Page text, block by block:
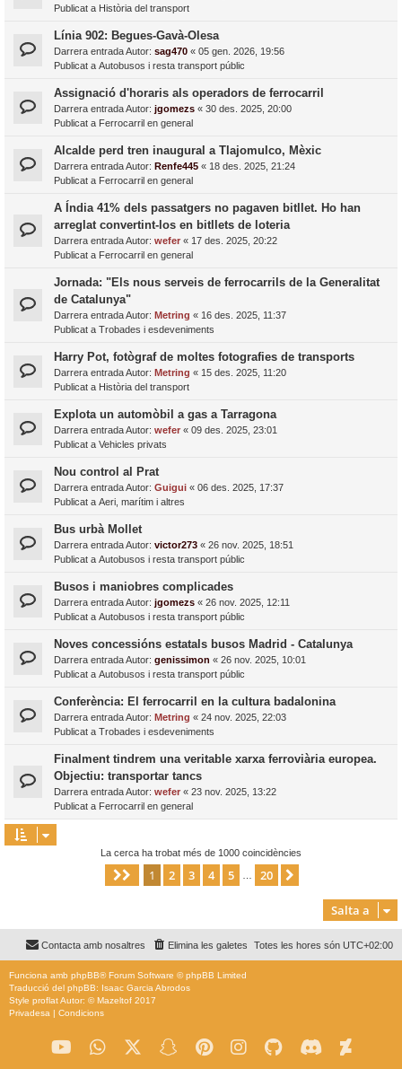
Publicat a Història del transport
Línia 902: Begues-Gavà-Olesa
Darrera entrada Autor: sag470 « 05 gen. 2026, 19:56
Publicat a Autobusos i resta transport públic
Assignació d'horaris als operadors de ferrocarril
Darrera entrada Autor: jgomezs « 30 des. 2025, 20:00
Publicat a Ferrocarril en general
Alcalde perd tren inaugural a Tlajomulco, Mèxic
Darrera entrada Autor: Renfe445 « 18 des. 2025, 21:24
Publicat a Ferrocarril en general
A Índia 41% dels passatgers no pagaven bitllet. Ho han
arreglat convertint-los en bitllets de loteria
Darrera entrada Autor: wefer « 17 des. 2025, 20:22
Publicat a Ferrocarril en general
Jornada: "Els nous serveis de ferrocarrils de la Generalitat
de Catalunya"
Darrera entrada Autor: Metring « 16 des. 2025, 11:37
Publicat a Trobades i esdeveniments
Harry Pot, fotògraf de moltes fotografies de transports
Darrera entrada Autor: Metring « 15 des. 2025, 11:20
Publicat a Història del transport
Explota un automòbil a gas a Tarragona
Darrera entrada Autor: wefer « 09 des. 2025, 23:01
Publicat a Vehicles privats
Nou control al Prat
Darrera entrada Autor: Guigui « 06 des. 2025, 17:37
Publicat a Aeri, marítim i altres
Bus urbà Mollet
Darrera entrada Autor: victor273 « 26 nov. 2025, 18:51
Publicat a Autobusos i resta transport públic
Busos i maniobres complicades
Darrera entrada Autor: jgomezs « 26 nov. 2025, 12:11
Publicat a Autobusos i resta transport públic
Noves concessións estatals busos Madrid - Catalunya
Darrera entrada Autor: genissimon « 26 nov. 2025, 10:01
Publicat a Autobusos i resta transport públic
Conferència: El ferrocarril en la cultura badalonina
Darrera entrada Autor: Metring « 24 nov. 2025, 22:03
Publicat a Trobades i esdeveniments
Finalment tindrem una veritable xarxa ferroviària europea.
Objectiu: transportar tancs
Darrera entrada Autor: wefer « 23 nov. 2025, 13:22
Publicat a Ferrocarril en general
La cerca ha trobat més de 1000 coincidències
Pàgina de 20
1 2 3 4 5 20
Salta a
Totes les hores són UTC+02:00
Elimina les galetes
Contacta amb nosaltres
Funciona amb phpBB® Forum Software © phpBB Limited
Traducció del phpBB: Isaac Garcia Abrodos
Style proflatAutor: ©Mazeltof 2017
Privadesa | Condicions